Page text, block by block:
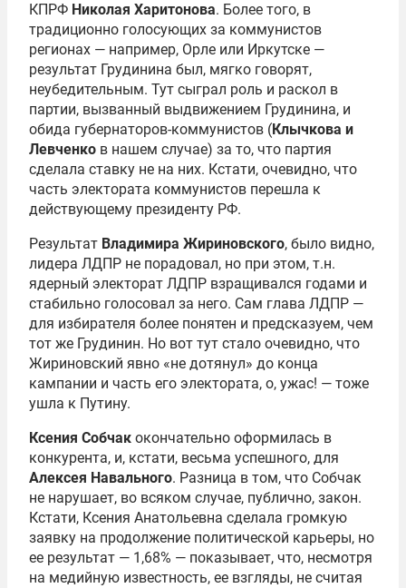
КПРФ Николая Харитонова. Более того, в
традиционно голосующих за коммунистов
регионах — например, Орле или Иркутске —
результат Грудинина был, мягко говорят,
неубедительным. Тут сыграл роль и раскол в
партии, вызванный выдвижением Грудинина, и
обида губернаторов-коммунистов (Клычкова и
Левченко в нашем случае) за то, что партия
сделала ставку не на них. Кстати, очевидно, что
часть электората коммунистов перешла к
действующему президенту РФ.
Результат Владимира Жириновского, было видно,
лидера ЛДПР не порадовал, но при этом, т.н.
ядерный электорат ЛДПР взращивался годами и
стабильно голосовал за него. Сам глава ЛДПР —
для избирателя более понятен и предсказуем, чем
тот же Грудинин. Но вот тут стало очевидно, что
Жириновский явно «не дотянул» до конца
кампании и часть его электората, о, ужас! — тоже
ушла к Путину.
Ксения Собчак окончательно оформилась в
конкурента, и, кстати, весьма успешного, для
Алексея Навального. Разница в том, что Собчак
не нарушает, во всяком случае, публично, закон.
Кстати, Ксения Анатольевна сделала громкую
заявку на продолжение политической карьеры, но
ее результат — 1,68% — показывает, что, несмотря
на медийную известность, ее взгляды, не считая